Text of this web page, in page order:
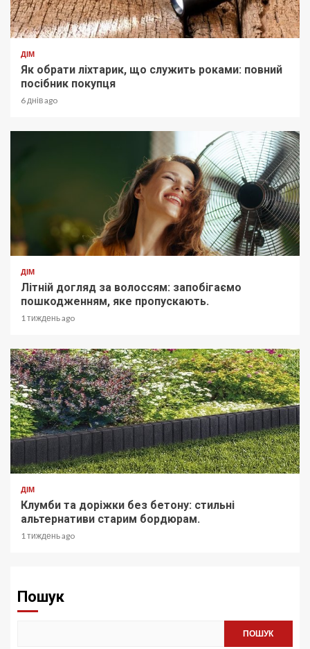
ДІМ
Як обрати ліхтарик, що служить роками: повний
посібник покупця
6 днів ago
ДІМ
Літній догляд за волоссям: запобігаємо
пошкодженням, яке пропускають.
1 тиждень ago
ДІМ
Клумби та доріжки без бетону: стильні
альтернативи старим бордюрам.
1 тиждень ago
Пошук
ПОШУК